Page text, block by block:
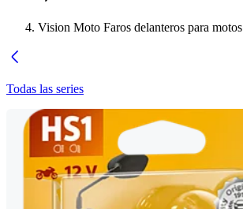
Vision Moto Faros delanteros para motos
Todas las series